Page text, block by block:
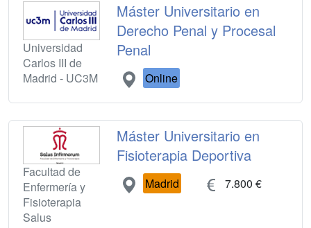
Universidad
Carlos III de
Madrid - UC3M
Máster Universitario en
Derecho Penal y Procesal
Penal
Online
Facultad de
Enfermería y
Fisioterapia
Salus
Máster Universitario en
Fisioterapia Deportiva
Madrid 7.800 €